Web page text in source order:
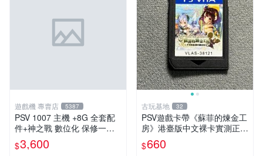
遊戲機 專賣店 5387
PSV 1007 主機 +8G 全套配
件+神之戰 數位化 保修一年
品質有保障 psvita
$3,600
古玩基地 32
PSV遊戲卡帶《蘇菲的煉金工
房》港臺版中文裸卡實測正常
嚴選直銷僅售不退不換單次2
張起享優惠 煉金工房 游戲卡
$660